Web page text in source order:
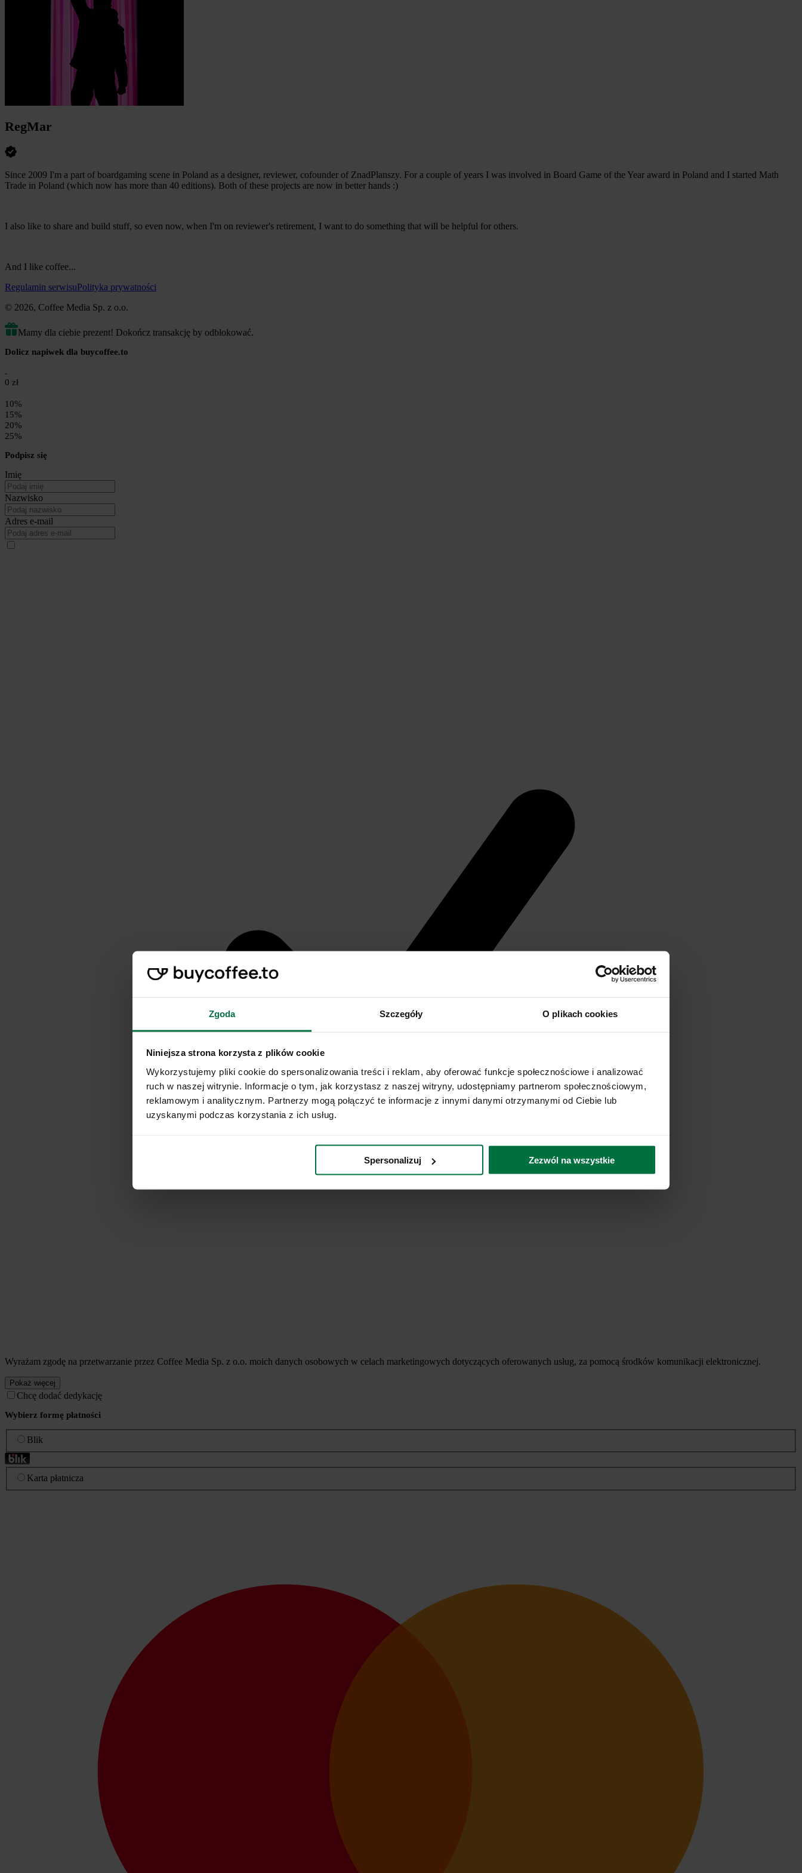
Zgoda Szczegóły O plikach cookies
Niniejsza strona korzysta z plików cookie
Wykorzystujemy pliki cookie do spersonalizowania treści i reklam, aby oferować funkcje społecznościowe i analizować
ruch w naszej witrynie. Informacje o tym, jak korzystasz z naszej witryny, udostępniamy partnerom społecznościowym,
reklamowym i analitycznym. Partnerzy mogą połączyć te informacje z innymi danymi otrzymanymi od Ciebie lub
uzyskanymi podczas korzystania z ich usług.
Spersonalizuj Zezwól na wszystkie
RegMar
Since 2009 I'm a part of boardgaming scene in Poland as a designer, reviewer, cofounder of ZnadPlanszy. For a couple of years I was involved in Board Game of the Year award in Poland and I started Math
Trade in Poland (which now has more than 40 editions). Both of these projects are now in better hands :)
I also like to share and build stuff, so even now, when I'm on reviewer's retirement, I want to do something that will be helpful for others.
And I like coffee...
Regulamin serwisuPolityka prywatności
© 2026, Coffee Media Sp. z o.o.
Mamy dla ciebie prezent! Dokończ transakcję by odblokować.
Dolicz napiwek dla buycoffee.to
0 zł
10%
15%
20%
25%
Podpisz się
Imię
Nazwisko
Adres e-mail
Wyrażam zgodę na przetwarzanie przez Coffee Media Sp. z o.o. moich danych osobowych w celach marketingowych dotyczących oferowanych usług, za pomocą środków komunikacji elektronicznej.
Pokaż więcej
Chcę dodać dedykację
Wybierz formę płatności
Blik
Karta płatnicza